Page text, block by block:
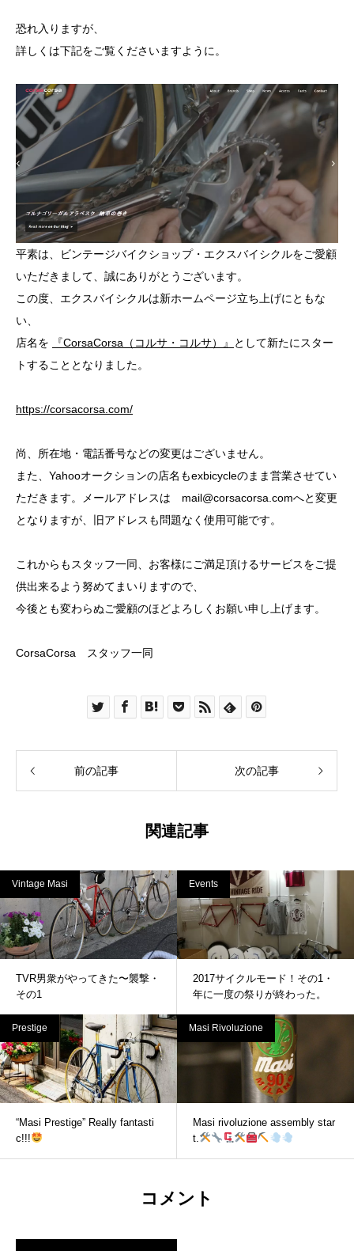
恐れ入りますが、
詳しくは下記をご覧くださいますように。
平素は、ビンテージバイクショップ・エクスバイシクルをご愛顧
いただきまして、誠にありがとうございます。
この度、エクスバイシクルは新ホームページ立ち上げにともな
い、
店名を
『CorsaCorsa（コルサ・コルサ）』
として新たにスター
トすることとなりました。
https://corsacorsa.com/
尚、所在地・電話番号などの変更はございません。
また、Yahooオークションの店名もexbicycleのまま営業させてい
ただきます。メールアドレスは mail@corsacorsa.comへと変更
となりますが、旧アドレスも問題なく使用可能です。
これからもスタッフ一同、お客様にご満足頂けるサービスをご提
供出来るよう努めてまいりますので、
今後とも変わらぬご愛顧のほどよろしくお願い申し上げます。
CorsaCorsa スタッフ一同
前の記事 次の記事
関連記事
Vintage Masi
TVR男衆がやってきた〜襲撃・
その1
Events
2017サイクルモード！その1・
年に一度の祭りが終わった。
Prestige
“Masi Prestige” Really fantasti
c!!!
Masi Rivoluzione
Masi rivoluzione assembly star
t.
コメント